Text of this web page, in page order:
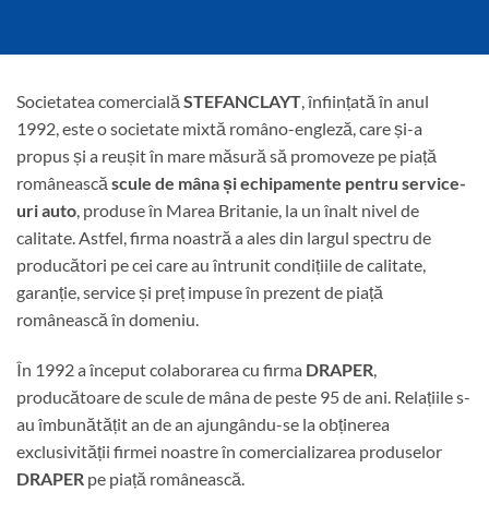
Societatea comercială STEFANCLAYT, înființată în anul
1992, este o societate mixtă româno-engleză, care și-a
propus și a reușit în mare măsură să promoveze pe piață
românească scule de mâna și echipamente pentru service-
uri auto, produse în Marea Britanie, la un înalt nivel de
calitate. Astfel, firma noastră a ales din largul spectru de
producători pe cei care au întrunit condițiile de calitate,
garanție, service și preț impuse în prezent de piață
românească în domeniu.
În 1992 a început colaborarea cu firma DRAPER,
producătoare de scule de mâna de peste 95 de ani. Relațiile s-
au îmbunătățit an de an ajungându-se la obținerea
exclusivității firmei noastre în comercializarea produselor
DRAPER pe piață românească.